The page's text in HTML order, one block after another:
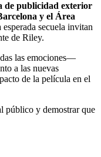
de publicidad exterior
y el Área
secuela invitan
de Riley.
las emociones—
a las nuevas
de la película en el
público y demostrar que